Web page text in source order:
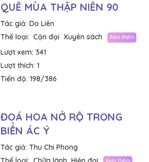
QUÊ MÙA THẬP NIÊN 90
Tác giả: Do Liên
Thể loại: Cận đại Xuyên sách
Lượt xem: 341
Lượt thích: 1
Tiến độ: 198/386
ĐOÁ HOA NỞ RỘ TRONG
BIỂN ÁC Ý
Tác giả: Thu Chi Phong